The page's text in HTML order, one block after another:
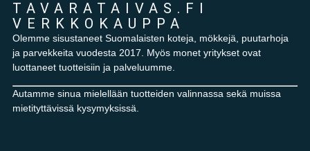
TAVARATAIVAS.FI
VERKKOKAUPPA
Olemme sisustaneet Suomalaisten koteja, mökkejä, puutarhoja
ja parvekkeita vuodesta 2017. Myös monet yritykset ovat
luottaneet tuotteisiin ja palveluumme.
Autamme sinua mielellään tuotteiden valinnassa sekä muissa
mietityttävissä kysymyksissä.